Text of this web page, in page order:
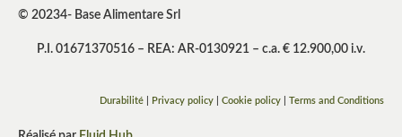
© 20234- Base Alimentare Srl
P.I. 01671370516 – REA: AR-0130921 – c.a. € 12.900,00 i.v.
Durabilité Privacy policy Cookie policy Terms and Conditions